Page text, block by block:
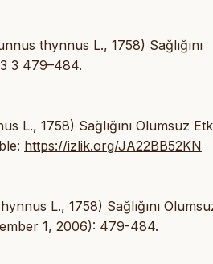
thynnus L., 1758) Sağlığını
3 479–484.
L., 1758) Sağlığını Olumsuz
https://izlik.org/JA22BB52KN
L., 1758) Sağlığını
1, 2006): 479-484.